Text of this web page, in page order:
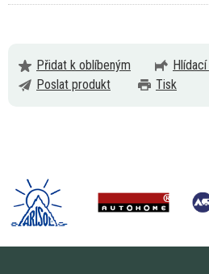
Přidat k oblíbeným
Poslat produkt
Tisk